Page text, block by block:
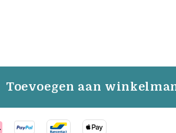
Toevoegen aan